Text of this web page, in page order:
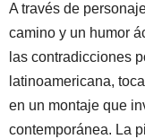
A través de
camino y un humor
las contradicciones
latinoamericana,
en un montaje que
contemporánea. La